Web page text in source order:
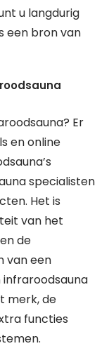
u langdurig
een bron van
Er
en online
specialisten
Het is
van het
de
van een
infraroodsauna
merk, de
functies